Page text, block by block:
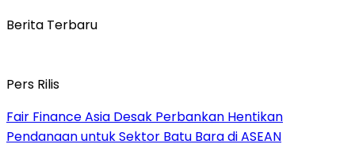
Berita Terbaru
Pers Rilis
Fair Finance Asia Desak Perbankan Hentikan
Pendanaan untuk Sektor Batu Bara di ASEAN